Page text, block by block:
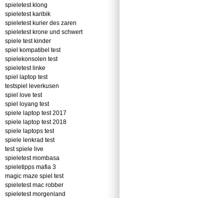
spieletest klong
spieletest karibik
spieletest kurier des zaren
spieletest krone und schwert
spiele test kinder
spiel kompatibel test
spielekonsolen test
spieletest linke
spiel laptop test
testspiel leverkusen
spiel love test
spiel loyang test
spiele laptop test 2017
spiele laptop test 2018
spiele laptops test
spiele lenkrad test
test spiele live
spieletest mombasa
spieletipps mafia 3
magic maze spiel test
spieletest mac robber
spieletest morgenland